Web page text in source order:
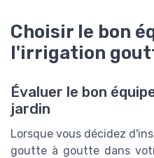
Choisir le bon
l'irrigation
Évaluer le bon
jardin
Lorsque vous décidez
goutte à goutte dans